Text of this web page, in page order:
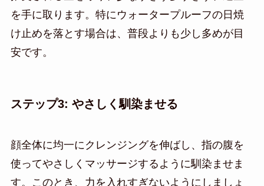
を手に取ります。特にウォータープルーフの日焼
け止めを落とす場合は、普段よりも少し多めが目
安です。
ステップ3: やさしく馴染ませる
顔全体に均一にクレンジングを伸ばし、指の腹を
使ってやさしくマッサージするように馴染ませま
す。このとき、力を入れすぎないようにしましょ